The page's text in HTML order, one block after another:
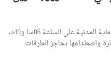
أ.عثمان تدخلت مصالح الحماية المدنية على الساعة 06سا و49د،
واصطدامها بحاجز الطرقات